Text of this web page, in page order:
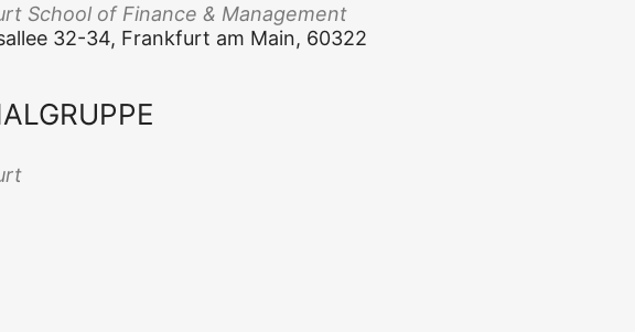
School of Finan­ce & Management
32-34, Frank­furt am Main, 60322